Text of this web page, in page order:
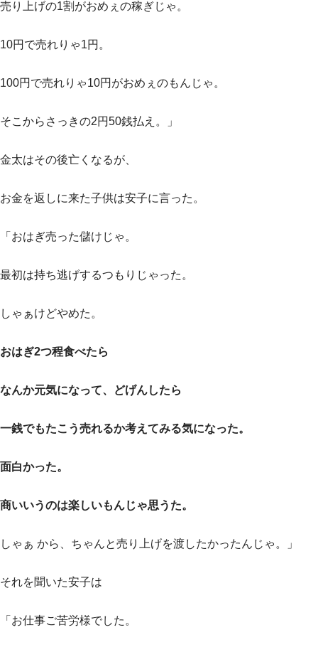
売り上げの1割がおめぇの稼ぎじゃ。
10円で売れりゃ1円。
100円で売れりゃ10円がおめぇのもんじゃ。
そこからさっきの2円50銭払え。」
金太はその後亡くなるが、
お金を返しに来た子供は安子に言った。
「おはぎ売った儲けじゃ。
最初は持ち逃げするつもりじゃった。
しゃぁけどやめた。
おはぎ2つ程食べたら
なんか元気になって、どげんしたら
一銭でもたこう売れるか考えてみる気になった。
面白かった。
商いいうのは楽しいもんじゃ思うた。
しゃぁ から、ちゃんと売り上げを渡したかったんじゃ。」
それを聞いた安子は
「お仕事ご苦労様でした。